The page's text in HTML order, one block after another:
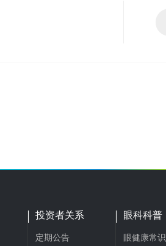
投资者关系
定期公告
眼科科普
眼健康常识